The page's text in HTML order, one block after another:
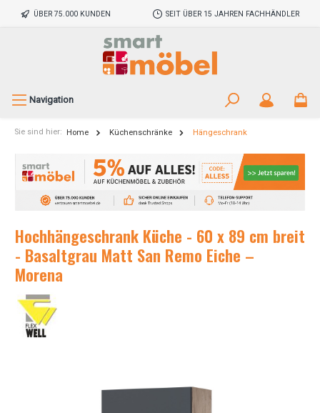
ÜBER 75.000 KUNDEN SEIT ÜBER 15 JAHREN FACHHÄNDLER
Navigation
Sie sind hier: Home Küchenschränke Hängeschrank
Hochhängeschrank Küche - 60 x 89 cm breit
- Basaltgrau Matt San Remo Eiche –
Morena